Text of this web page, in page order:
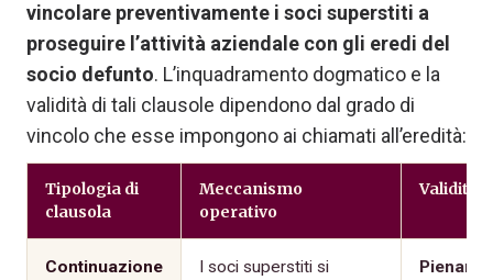
vincolare preventivamente i soci superstiti a
proseguire l’attività aziendale con gli eredi del
socio defunto. L’inquadramento dogmatico e la
validità di tali clausole dipendono dal grado di
vincolo che esse impongono ai chiamati all’eredità:
Tipologia di
clausola
Meccanismo
operativo
Validità
Continuazione
I soci superstiti si